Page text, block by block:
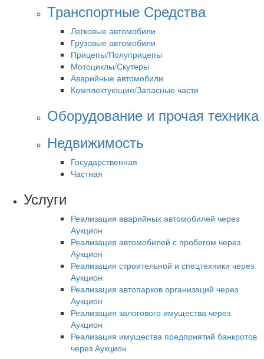
Транспортные Средства
Легковые автомобили
Грузовые автомобили
Прицепы/Полуприцепы
Мотоциклы/Скутеры
Аварийные автомобили
Комплектующие/Запасные части
Оборудование и прочая техника
Недвижимость
Государственная
Частная
Услуги
Реализация аварийных автомобилей через
Аукцион
Реализация автомобилей с пробегом через
Аукцион
Реализация строительной и спецтехники через
Аукцион
Реализация автопарков организаций через
Аукцион
Реализация залогового имущества через
Аукцион
Реализация имущества предприятий банкротов
через Аукцион